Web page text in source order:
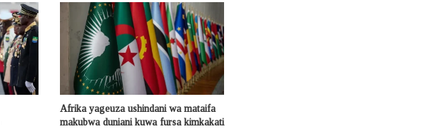
Afrika yageuza ushindani wa mataifa
makubwa duniani kuwa fursa kimkakati